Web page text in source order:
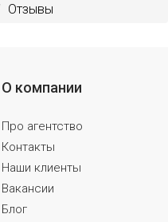
Отзывы
О компании
Про агентство
Контакты
Наши клиенты
Вакансии
Блог